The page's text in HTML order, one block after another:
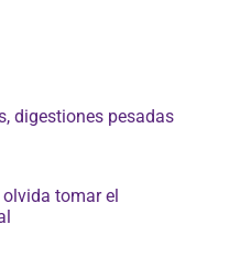
digestiones pesadas
tomar el